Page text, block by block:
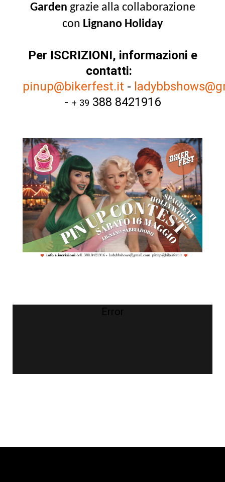
Garden grazie alla collaborazione
con Lignano Holiday
Per ISCRIZIONI, informazioni e
contatti:
pinup@bikerfest.it -
- + 39 388 8421916
Error